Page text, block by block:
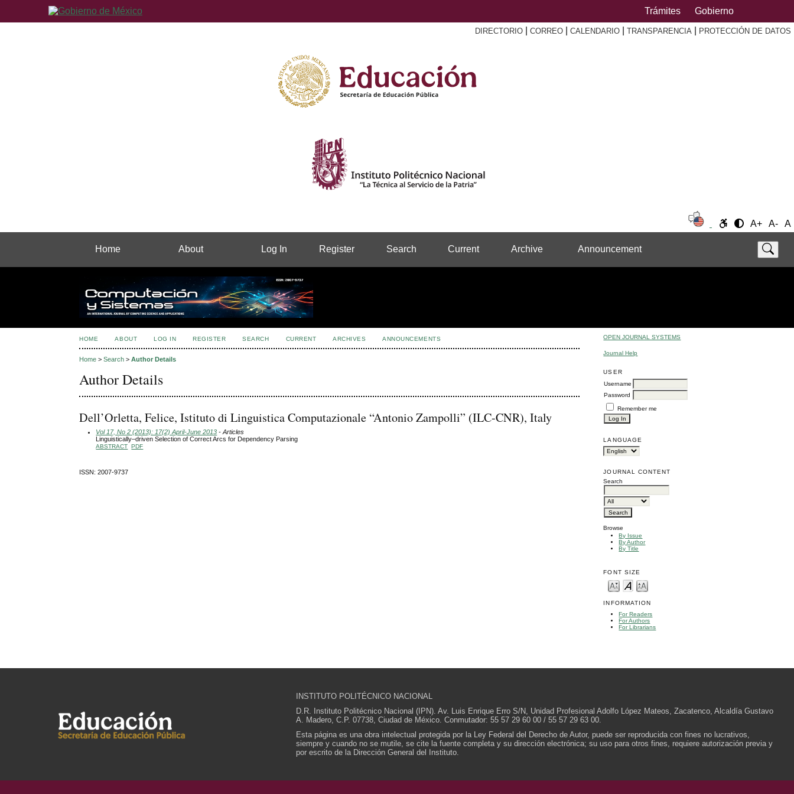
Trámites Gobierno
DIRECTORIO CORREO CALENDARIO TRANSPARENCIA PROTECCIÓN DE DATOS
A+ A- A
Home About Log In Register Search Current Archive Announcement
OPEN JOURNAL SYSTEMS
Journal Help
USER
Username
Password
Remember me
LANGUAGE
JOURNAL CONTENT
Search
Browse
By Issue
By Author
By Title
FONT SIZE
INFORMATION
For Readers
For Authors
For Librarians
HOME ABOUT LOG IN REGISTER SEARCH CURRENT ARCHIVES ANNOUNCEMENTS
Home >Search >Author Details
Author Details
Dell’Orletta, Felice, Istituto di Linguistica Computazionale “Antonio Zampolli” (ILC-CNR), Italy
Vol 17, No 2 (2013): 17(2) April-June 2013 - Articles
Linguistically–driven Selection of Correct Arcs for Dependency Parsing
ABSTRACT PDF
ISSN: 2007-9737
INSTITUTO POLITÉCNICO NACIONAL
D.R. Instituto Politécnico Nacional (IPN). Av. Luis Enrique Erro S/N, Unidad Profesional Adolfo López Mateos, Zacatenco, Alcaldía Gustavo
A. Madero, C.P. 07738, Ciudad de México. Conmutador: 55 57 29 60 00 / 55 57 29 63 00.
Esta página es una obra intelectual protegida por la Ley Federal del Derecho de Autor, puede ser reproducida con fines no lucrativos,
siempre y cuando no se mutile, se cite la fuente completa y su dirección electrónica; su uso para otros fines, requiere autorización previa y
por escrito de la Dirección General del Instituto.